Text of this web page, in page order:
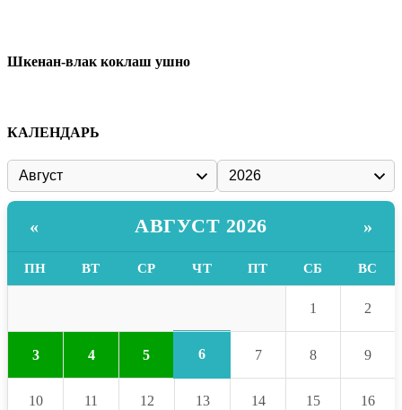
Шкенан-влак коклаш ушно
КАЛЕНДАРЬ
« АВГУСТ 2026 »
ПН ВТ СР ЧТ ПТ СБ ВС
1 2
3 4 5 6 7 8 9
10 11 12 13 14 15 16